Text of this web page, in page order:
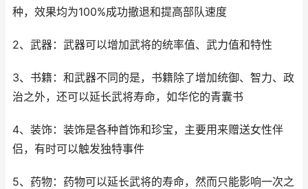
种，效果均为100%成功撤退和提高部队速度
2、武器：武器可以增加武将的统率值、武力值和特性
3、书籍：和武器不同的是，书籍除了增加统御、智力、政
治之外，还可以延长武将寿命，如华佗的青囊书
4、装饰：装饰是各种首饰和珍宝，主要用来赠送女性伴
侣，有时可以触发独特事件
5、药物：药物可以延长武将的寿命，然而只能影响一次之